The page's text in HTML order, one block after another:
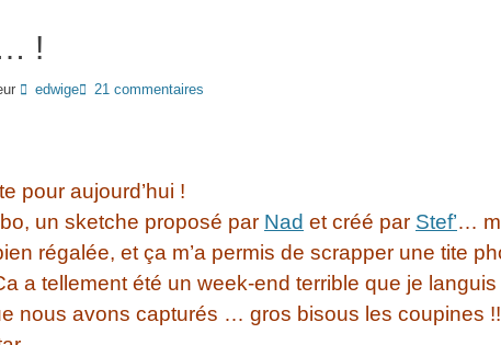
!
edwige 21 commentaires
pour aujourd’hui !
un sketche proposé par Nad et créé par Stef’…
régalée, et ça m’a permis de scrapper une tite
a tellement été un week-end terrible que je languis
nous avons capturés … gros bisous les coupines